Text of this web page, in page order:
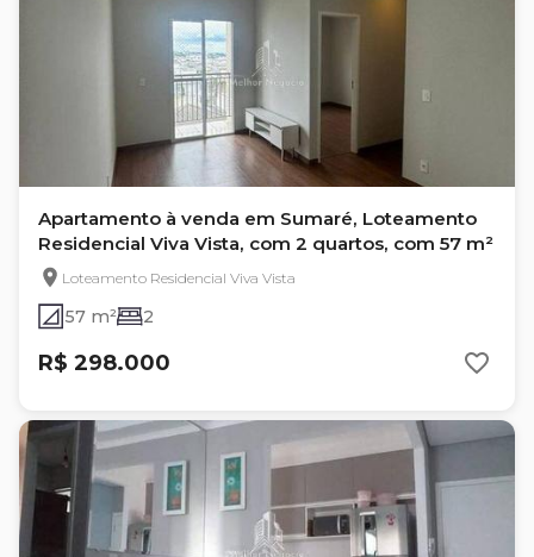
Apartamento à venda em Sumaré, Loteamento
Residencial Viva Vista, com 2 quartos, com 57 m²
Loteamento Residencial Viva Vista
57 m² 2
R$ 298.000